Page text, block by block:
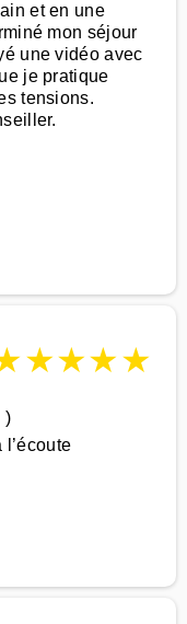
et en une
mon séjour
une vidéo avec
je pratique
tensions.
★★★★
)